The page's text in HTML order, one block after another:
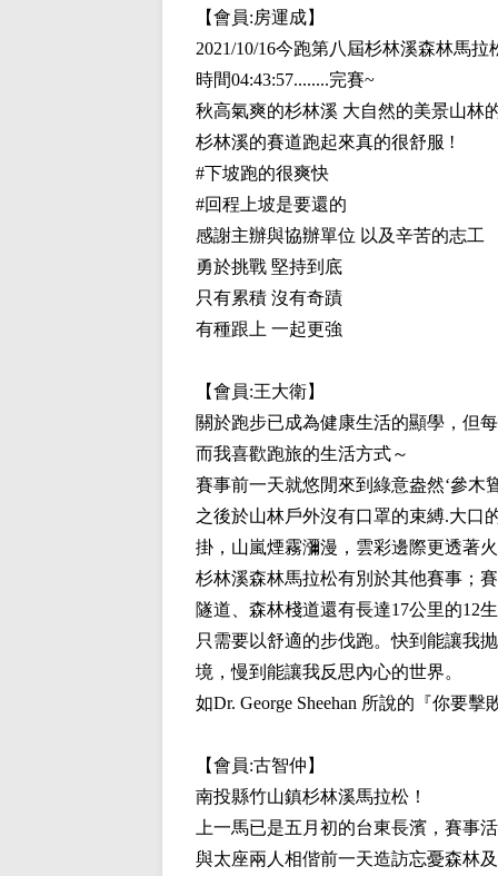
【會員:房運成】
2021/10/16今跑第八屆杉林溪森林馬拉
時間04:43:57........完賽~
秋高氣爽的杉林溪 大自然的美景山林
杉林溪的賽道跑起來真的很舒服 !
#下坡跑的很爽快
#回程上坡是要還的
感謝主辦與協辦單位 以及辛苦的志工
勇於挑戰 堅持到底
只有累積 沒有奇蹟
有種跟上 一起更強
【會員:王大衛】
關於跑步已成為健康生活的顯學，但
而我喜歡跑旅的生活方式～
賽事前一天就悠閒來到綠意盎然‘參木
之後於山林戶外沒有口罩的束縛.大口
掛，山嵐煙霧瀰漫，雲彩邊際更透著
杉林溪森林馬拉松有別於其他賽事；
隧道、森林棧道還有長達17公里的12
只需要以舒適的步伐跑。快到能讓我
境，慢到能讓我反思內心的世界。
如Dr. George Sheehan 所說的『你要
【會員:古智仲 】
南投縣竹山鎮杉林溪馬拉松！
上一馬已是五月初的台東長濱，賽事
與太座兩人相偕前一天造訪忘憂森林